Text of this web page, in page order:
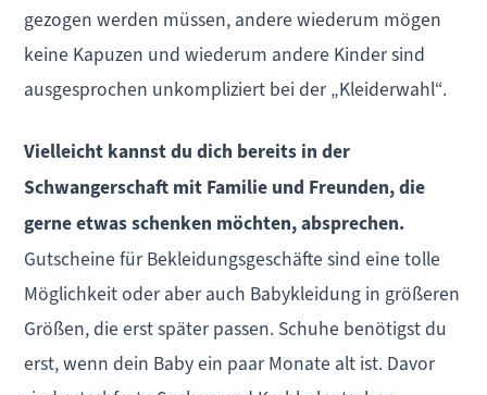
gezogen werden müssen, andere wiederum mögen
keine Kapuzen und wiederum andere Kinder sind
ausgesprochen unkompliziert bei der „Kleiderwahl“.
Vielleicht kannst du dich bereits in der
Schwangerschaft mit Familie und Freunden, die
gerne etwas schenken möchten, absprechen.
Gutscheine für Bekleidungsgeschäfte sind eine tolle
Möglichkeit oder aber auch Babykleidung in größeren
Größen, die erst später passen. Schuhe benötigst du
erst, wenn dein Baby ein paar Monate alt ist. Davor